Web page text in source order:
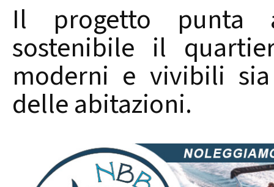
Il progetto punta
sostenibile il
moderni e vivibili sia
delle abitazioni.